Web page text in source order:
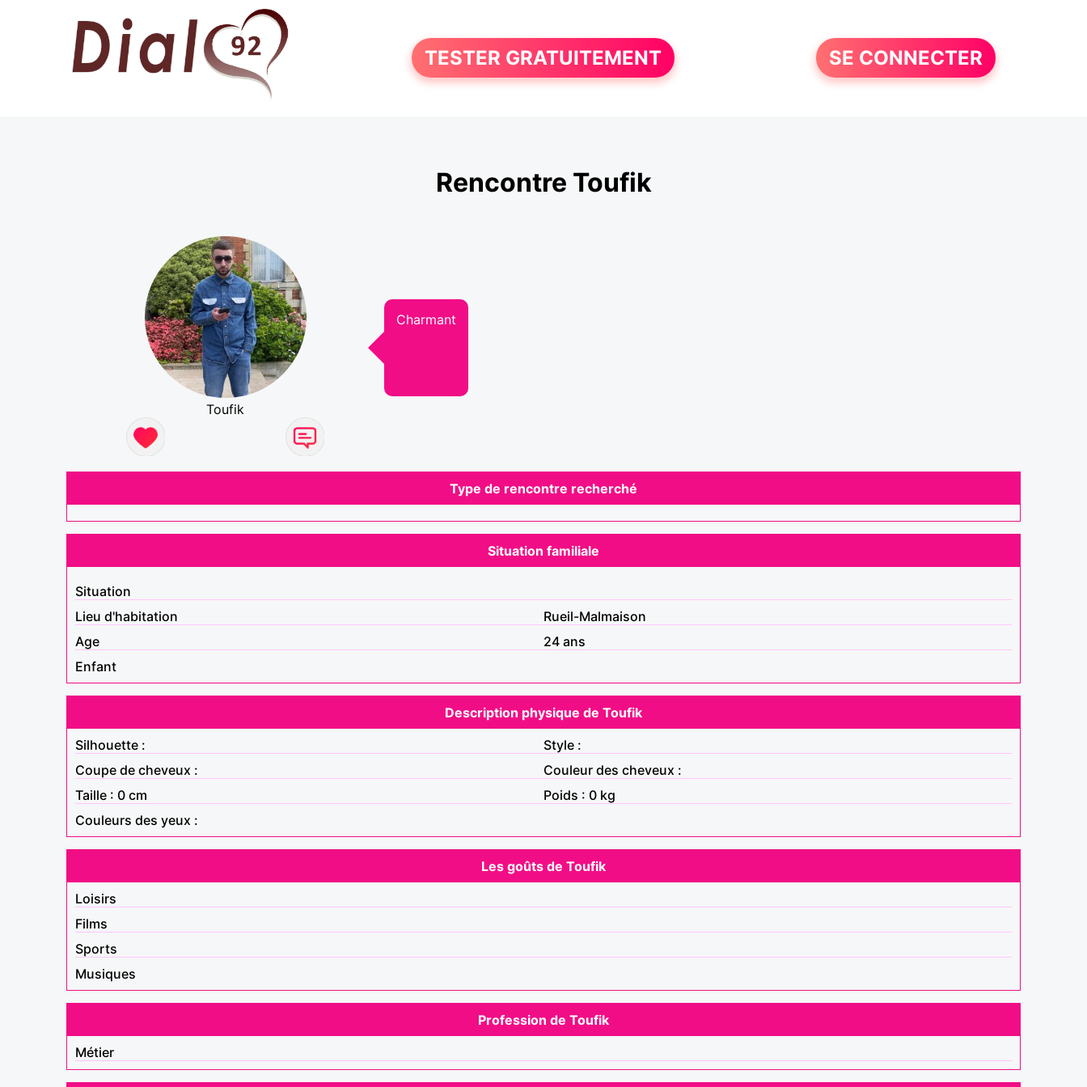
TESTER GRATUITEMENT SE CONNECTER
Rencontre Toufik
Toufik
Charmant
Type de rencontre recherché
Situation familiale
Situation
Lieu d'habitation
Rueil-Malmaison
Age
24 ans
Enfant
Description physique de Toufik
Silhouette :
Style :
Coupe de cheveux :
Couleur des cheveux :
Taille : 0 cm
Poids : 0 kg
Couleurs des yeux :
Les goûts de Toufik
Loisirs
Films
Sports
Musiques
Profession de Toufik
Métier